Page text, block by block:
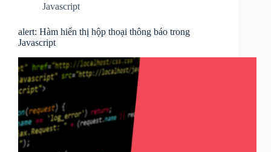
Javascript
alert: Hàm hiển thị hộp thoại thông báo trong
Javascript